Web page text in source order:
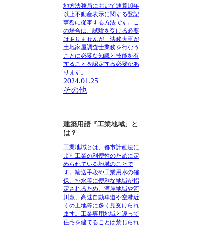
地方法務局において通算10年
以上不動産表示に関する登記
事務に従事する方法です。 こ
の場合は、試験を受ける必要
はありませんが、法務大臣が
土地家屋調査士業務を行なう
ことに必要な知識と技能を有
することを認定する必要があ
ります。
2024.01.25
その他
建築用語『工業地域』と
は？
工業地域とは、都市計画法に
より工業の利便性のために定
められている地域のことで
す。輸送手段や工業用水の確
保、排水等に便利な地域が指
定されるため、湾岸地域や河
川敷、高速自動車道や空港近
くの土地等に多く見受けられ
ます。工業専用地域と違って
住宅を建てることは禁じられ